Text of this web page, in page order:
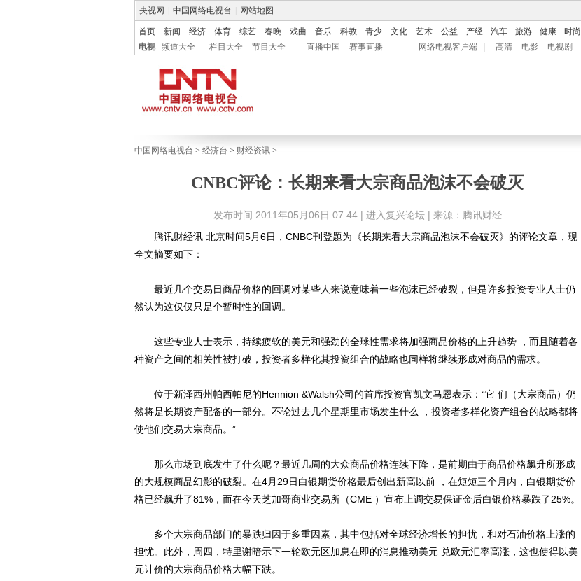
央视网 中国网络电视台 网站地图
首页 新闻 经济 体育 综艺 春晚 戏曲 音乐 科教 青少 文化 艺术 公益 产经 汽车 旅游 健康 时尚
电视
频道大全 栏目大全 节目大全 直播中国 赛事直播 网络电视客户端 高清 电影 电视剧
中国网络电视台 > 经济台 > 财经资讯 >
CNBC评论：长期来看大宗商品泡沫不会破灭
发布时间:2011年05月06日 07:44 | 进入复兴论坛| 来源：腾讯财经
腾讯财经讯 北京时间5月6日，CNBC刊登题为《长期来看大宗商品泡沫不会破灭》的评论文章，现
全文摘要如下：
最近几个交易日商品价格的回调对某些人来说意味着一些泡沫已经破裂，但是许多投资专业人士仍
然认为这仅仅只是个暂时性的回调。
这些专业人士表示，持续疲软的美元和强劲的全球性需求将加强商品价格的上升趋势 ，而且随着各
种资产之间的相关性被打破，投资者多样化其投资组合的战略也同样将继续形成对商品的需求。
位于新泽西州帕西帕尼的Hennion &Walsh公司的首席投资官凯文马恩表示：“它 们（大宗商品）仍
然将是长期资产配备的一部分。不论过去几个星期里市场发生什么 ，投资者多样化资产组合的战略都将
使他们交易大宗商品。”
那么市场到底发生了什么呢？最近几周的大众商品价格连续下降，是前期由于商品价格飙升所形成
的大规模商品幻影的破裂。在4月29日白银期货价格最后创出新高以前 ，在短短三个月内，白银期货价
格已经飙升了81%，而在今天芝加哥商业交易所（CME ）宣布上调交易保证金后白银价格暴跌了25%。
多个大宗商品部门的暴跌归因于多重因素，其中包括对全球经济增长的担忧，和对石油价格上涨的
担忧。此外，周四，特里谢暗示下一轮欧元区加息在即的消息推动美元 兑欧元汇率高涨，这也使得以美
元计价的大宗商品价格大幅下跌。